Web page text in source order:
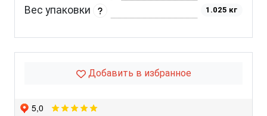
Вес упаковки 1.025 кг
Добавить в избранное